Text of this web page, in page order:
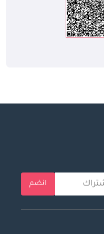
انضم